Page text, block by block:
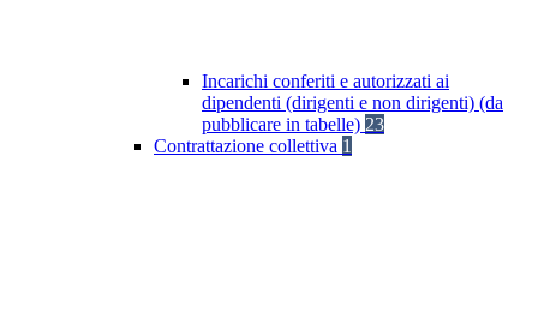
Incarichi conferiti e autorizzati ai
dipendenti (dirigenti e non dirigenti) (da
pubblicare in tabelle) 23
Contrattazione collettiva 1